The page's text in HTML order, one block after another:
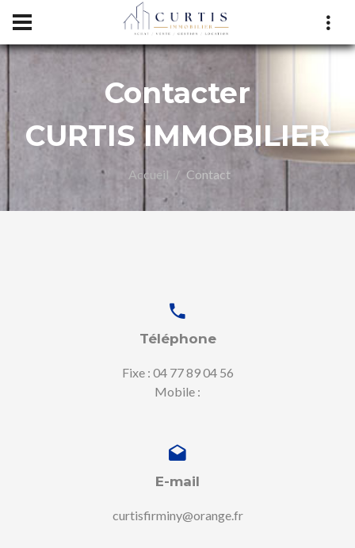
Contacter
CURTIS IMMOBILIER
Accueil Contact
Téléphone
Fixe : 04 77 89 04 56
Mobile :
E-mail
curtisfirminy@orange.fr